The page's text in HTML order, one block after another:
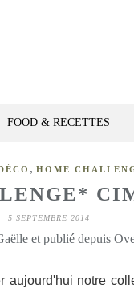
FOOD & RECETTES
, HOME
5 SEPTEMBRE 2014
et publié depuis
aujourd'hui notre